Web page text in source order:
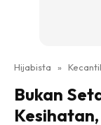
Hijabista »
Bukan